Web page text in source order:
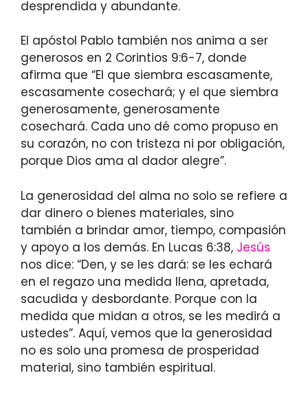
desprendida y abundante.
El apóstol Pablo también nos anima a ser
generosos en 2 Corintios 9:6-7, donde
afirma que “El que siembra escasamente,
escasamente cosechará; y el que siembra
generosamente, generosamente
cosechará. Cada uno dé como propuso en
su corazón, no con tristeza ni por obligación,
porque Dios ama al dador alegre”.
La generosidad del alma no solo se refiere a
dar dinero o bienes materiales, sino
también a brindar amor, tiempo, compasión
y apoyo a los demás. En Lucas 6:38, Jesús
nos dice: “Den, y se les dará: se les echará
en el regazo una medida llena, apretada,
sacudida y desbordante. Porque con la
medida que midan a otros, se les medirá a
ustedes”. Aquí, vemos que la generosidad
no es solo una promesa de prosperidad
material, sino también espiritual.